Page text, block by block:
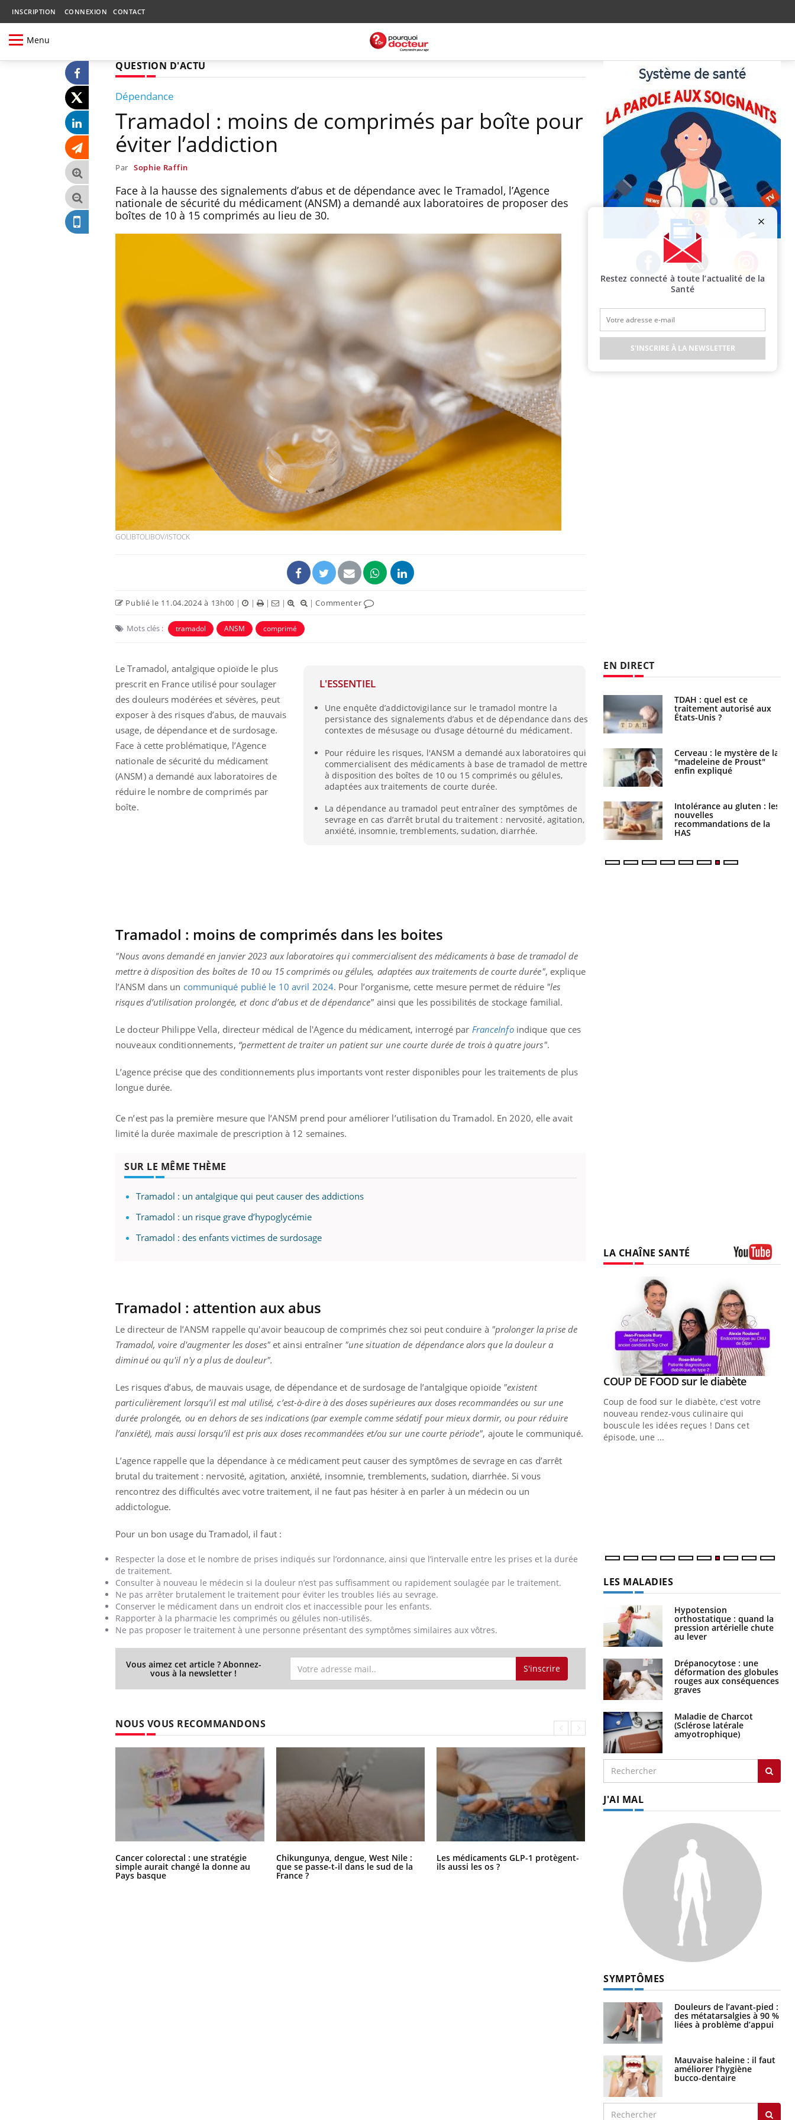
INSCRIPTION CONNEXION CONTACT
Menu
QUESTION D'ACTU
Dépendance
Tramadol : moins de comprimés par boîte pour
éviter l’addiction
Par Sophie Raffin
Face à la hausse des signalements d’abus et de dépendance avec le Tramadol, l’Agence
nationale de sécurité du médicament (ANSM) a demandé aux laboratoires de proposer des
boîtes de 10 à 15 comprimés au lieu de 30.
GOLIBTOLIBOV/ISTOCK
Publié le 11.04.2024 à 13h00 | | | | |Commenter
Mots clés : tramadol ANSM comprimé
L'ESSENTIEL
Une enquête d’addictovigilance sur le tramadol montre la
persistance des signalements d’abus et de dépendance dans des
contextes de mésusage ou d’usage détourné du médicament.
Pour réduire les risques, l'ANSM a demandé aux laboratoires qui
commercialisent des médicaments à base de tramadol de mettre
à disposition des boîtes de 10 ou 15 comprimés ou gélules,
adaptées aux traitements de courte durée.
La dépendance au tramadol peut entraîner des symptômes de
sevrage en cas d’arrêt brutal du traitement : nervosité, agitation,
anxiété, insomnie, tremblements, sudation, diarrhée.
Le Tramadol, antalgique opioïde le plus
prescrit en France utilisé pour soulager
des douleurs modérées et sévères, peut
exposer à des risques d’abus, de mauvais
usage, de dépendance et de surdosage.
Face à cette problématique, l’Agence
nationale de sécurité du médicament
(ANSM) a demandé aux laboratoires de
réduire le nombre de comprimés par
boîte.
Tramadol : moins de comprimés dans les boites
"Nous avons demandé en janvier 2023 aux laboratoires qui commercialisent des médicaments à base de tramadol de
mettre à disposition des boîtes de 10 ou 15 comprimés ou gélules, adaptées aux traitements de courte durée", explique
l’ANSM dans un communiqué publié le 10 avril 2024. Pour l’organisme, cette mesure permet de réduire "les
risques d’utilisation prolongée, et donc d’abus et de dépendance" ainsi que les possibilités de stockage familial.
Le docteur Philippe Vella, directeur médical de l'Agence du médicament, interrogé par FranceInfoindique que ces
nouveaux conditionnements, “permettent de traiter un patient sur une courte durée de trois à quatre jours".
L’agence précise que des conditionnements plus importants vont rester disponibles pour les traitements de plus
longue durée.
Ce n’est pas la première mesure que l’ANSM prend pour améliorer l’utilisation du Tramadol. En 2020, elle avait
limité la durée maximale de prescription à 12 semaines.
SUR LE MÊME THÈME
Tramadol : un antalgique qui peut causer des addictions
Tramadol : un risque grave d’hypoglycémie
Tramadol : des enfants victimes de surdosage
Tramadol : attention aux abus
Le directeur de l’ANSM rappelle qu'avoir beaucoup de comprimés chez soi peut conduire à "prolonger la prise de
Tramadol, voire d'augmenter les doses"et ainsi entraîner "une situation de dépendance alors que la douleur a
diminué ou qu'il n'y a plus de douleur".
Les risques d’abus, de mauvais usage, de dépendance et de surdosage de l’antalgique opioïde "existent
particulièrement lorsqu’il est mal utilisé, c’est-à-dire à des doses supérieures aux doses recommandées ou sur une
durée prolongée, ou en dehors de ses indications (par exemple comme sédatif pour mieux dormir, ou pour réduire
l’anxiété), mais aussi lorsqu’il est pris aux doses recommandées et/ou sur une courte période", ajoute le communiqué.
L’agence rappelle que la dépendance à ce médicament peut causer des symptômes de sevrage en cas d’arrêt
brutal du traitement : nervosité, agitation, anxiété, insomnie, tremblements, sudation, diarrhée. Si vous
rencontrez des difficultés avec votre traitement, il ne faut pas hésiter à en parler à un médecin ou un
addictologue.
Pour un bon usage du Tramadol, il faut :
Respecter la dose et le nombre de prises indiqués sur l’ordonnance, ainsi que l’intervalle entre les prises et la durée
de traitement.
Consulter à nouveau le médecin si la douleur n’est pas suffisamment ou rapidement soulagée par le traitement.
Ne pas arrêter brutalement le traitement pour éviter les troubles liés au sevrage.
Conserver le médicament dans un endroit clos et inaccessible pour les enfants.
Rapporter à la pharmacie les comprimés ou gélules non-utilisés.
Ne pas proposer le traitement à une personne présentant des symptômes similaires aux vôtres.
Vous aimez cet article ? Abonnez-
vous à la newsletter ! S'inscrire
NOUS VOUS RECOMMANDONS
Cancer colorectal : une stratégie
simple aurait changé la donne au
Pays basque
Chikungunya, dengue, West Nile :
que se passe-t-il dans le sud de la
France ?
Les médicaments GLP-1 protègent-
ils aussi les os ?
Cytomégalovirus : ce qui change
dans la prise en charge des femmes
enceintes
Facebook Twitter Instagram
EN DIRECT
Mordue par une tique en
le coma pendant 42 jours
Mordue par un
barracuda, une petite fille
secourue grâce à un
réflexe essentiel
une nouvelle arme contre
les réactions sévères
Comment gérer le
sommeil des enfants en
vacances ?
Bilan prévention : ce que
les kinés pourront
bientôt faire
TDAH : quel est ce
traitement autorisé aux
États-Unis ?
Cerveau : le mystère de la
"madeleine de Proust"
enfin expliqué
Intolérance au gluten : les
nouvelles
recommandations de la
HAS
Insuffisance cardiaque :
comment mieux la
prévenir
Le décalage des horaires
d'été : quel impact sur le
sommeil ?
Grossesse : ces polluants
pourraient influencer le
poids des enfants
LA CHAÎNE SANTÉ
Diabète & Ramadan 2026 Youtube
Le Ramadan approche, et, pour de
nombreuses personnes atteintes de
diabète, c'est une période de questions, de
défis, mais ...
Youtube
Un « jumeau numérique » pour
faciliter l’accès à la médecine
préventiveYoutube
Un établissement lié à un groupe
mutualiste innove en matière de bilan de
numérique » permet ...
Youtube
COUP DE FOOD sur le diabèteYoutube
Coup de food sur le diabète, c'est votre
nouveau rendez-vous culinaire qui
bouscule les idées reçues ! Dans cet
épisode, une ...
LES MALADIES
Hypotension
orthostatique : quand la
pression artérielle chute
au lever
Drépanocytose : une
déformation des globules
rouges aux conséquences
graves
Maladie de Charcot
(Sclérose latérale
amyotrophique)
J'AI MAL
SYMPTÔMES
Douleurs de l’avant-pied :
des métatarsalgies à 90 %
liées à problème d’appui
Mauvaise haleine : il faut
améliorer l’hygiène
bucco-dentaire
Restez connecté à toute l’actualité de la
Santé
S'INSCRIRE À LA NEWSLETTER